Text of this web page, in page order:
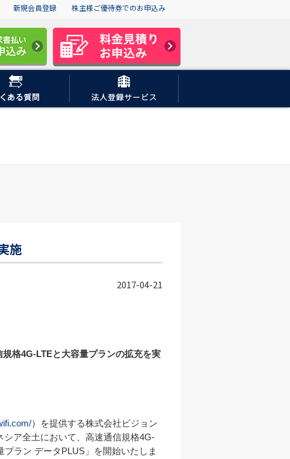
株主様ご優待券でのお申込み
新規会員登録
施
2017-04-21
格4G-LTEと大容量プランの拡充を実
）を提供する株式会社ビジョン
ア全土において、高速通信規格4G-
ラン データPLUS」を開始いたしま